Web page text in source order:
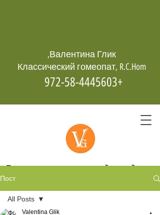
Гомеопатия -возрождает даже
Валентина Глик,
+972-58-4445603
Пост
All Posts
Valentina Glik